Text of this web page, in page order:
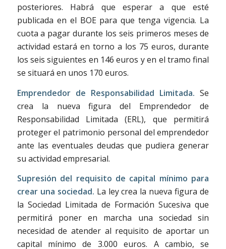
posteriores. Habrá que esperar a que esté
publicada en el BOE para que tenga vigencia. La
cuota a pagar durante los seis primeros meses de
actividad estará en torno a los 75 euros, durante
los seis siguientes en 146 euros y en el tramo final
se situará en unos 170 euros.
Emprendedor de Responsabilidad Limitada.Se
crea la nueva figura del Emprendedor de
Responsabilidad Limitada (ERL), que permitirá
proteger el patrimonio personal del emprendedor
ante las eventuales deudas que pudiera generar
su actividad empresarial.
Supresión del requisito de capital mínimo para
crear una sociedad. La ley crea la nueva figura de
la Sociedad Limitada de Formación Sucesiva que
permitirá poner en marcha una sociedad sin
necesidad de atender al requisito de aportar un
capital mínimo de 3.000 euros. A cambio, se